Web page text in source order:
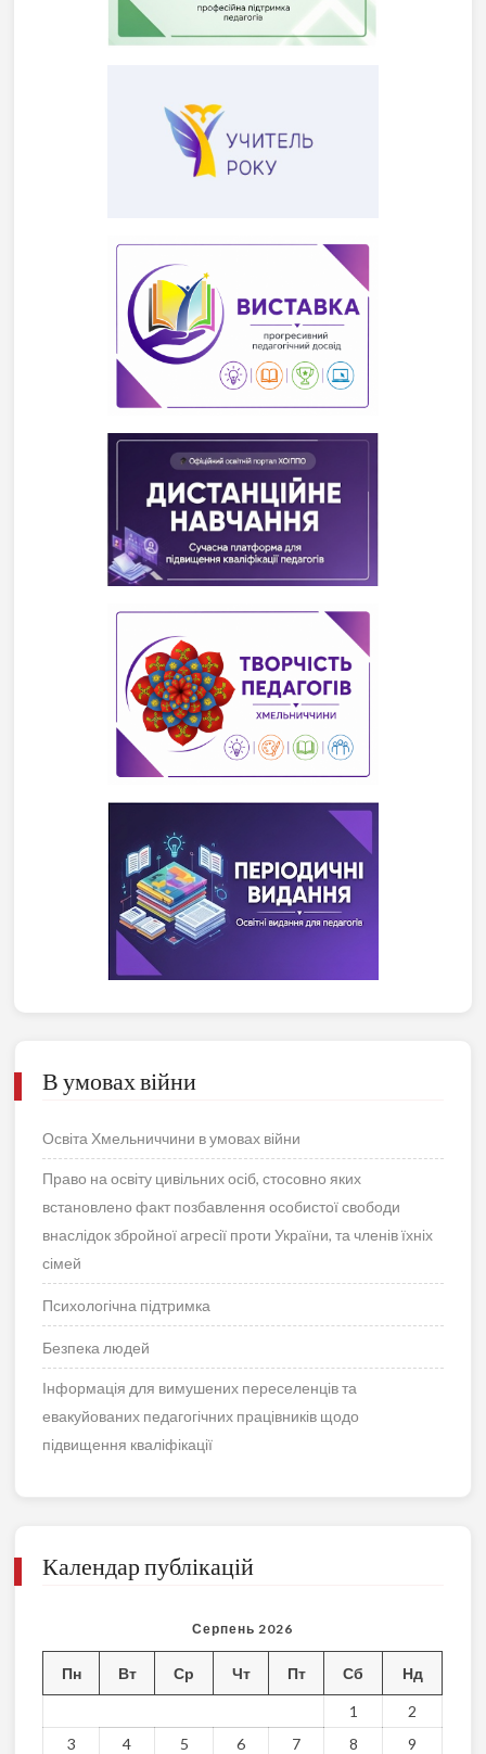
В умовах війни
Освіта Хмельниччини в умовах війни
Право на освіту цивільних осіб, стосовно яких
встановлено факт позбавлення особистої свободи
внаслідок збройної агресії проти України, та членів їхніх
сімей
Психологічна підтримка
Безпека людей
Інформація для вимушених переселенців та
евакуйованих педагогічних працівників щодо
підвищення кваліфікації
Календар публікацій
Серпень 2026
Пн Вт Ср Чт Пт Сб Нд
1
2
3
4 5 6 7 8
9